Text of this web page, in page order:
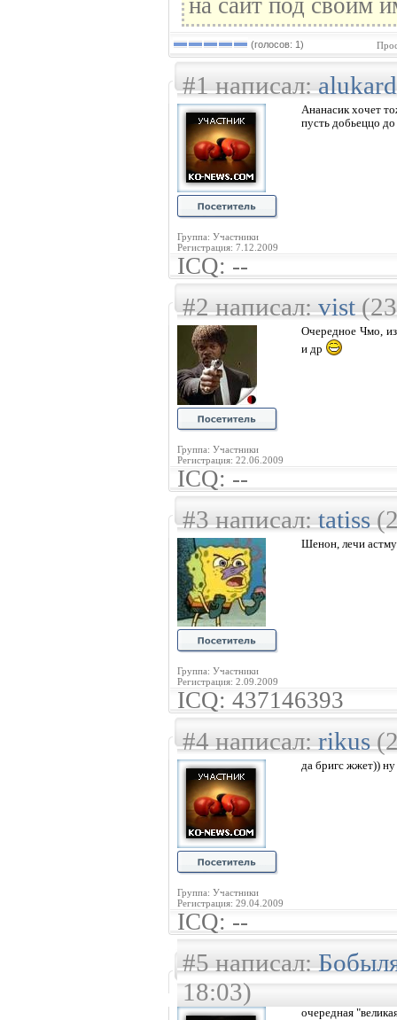
на сайт под своим
(голосов: 1)
#1 написал:
Группа: Участники
Регистрация: 7.12.2009
Ананасик хочет
пусть добьеццо
ICQ: --
#2 написал:vist(23
Группа: Участники
Регистрация: 22.06.2009
Очередное Чмо,
и др
ICQ: --
#3 написал:tatiss
Группа: Участники
Регистрация: 2.09.2009
Шенон, лечи
ICQ: 437146393
#4 написал:rikus
Группа: Участники
Регистрация: 29.04.2009
да бригс жжет)) ну
ICQ: --
#5 написал:
18:03)
очередная